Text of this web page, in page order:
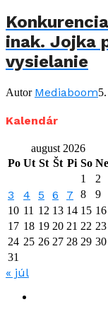
inak. Jojka
vysielanie
Autor Mediaboom
Kalendár
august 2026
Po Ut St Št Pi So Ne
1
2
3 4 5 6 7 8
9
10 11 12 13 14 15 16
17 18 19 20 21 22 23
24 25 26 27 28 29 30
31
« júl